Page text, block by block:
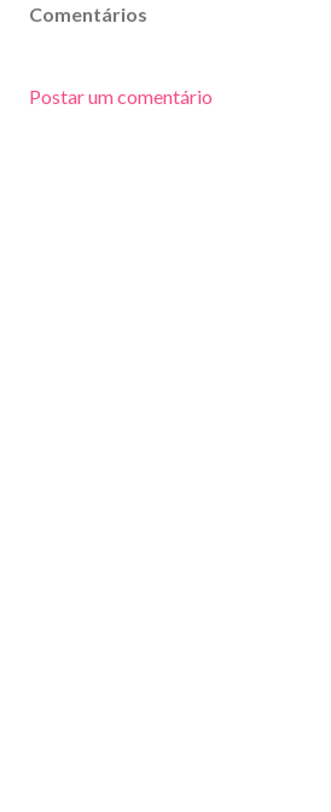
Comentários
Postar um comentário